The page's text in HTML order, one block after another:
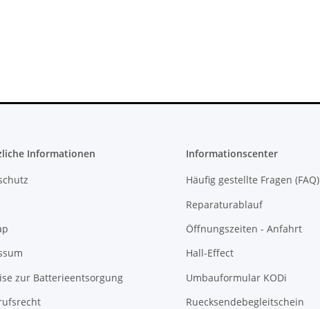
Informationen
zur Batterieentsorgung
Informationscenter
Häufig gestellte Fragen (FAQ)
Reparaturablauf
Öffnungszeiten - Anfahrt
Hall-Effect
Umbauformular KODi
Ruecksendebegleitschein